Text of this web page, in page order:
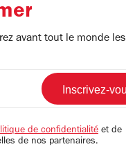
avant tout le monde les
de confidentialité et de
de nos partenaires.